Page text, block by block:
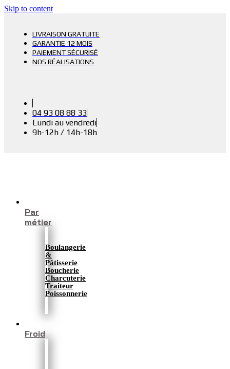
Skip to content
LIVRAISON GRATUITE
GARANTIE 12 MOIS
PAIEMENT SÉCURISÉ
NOS RÉALISATIONS
04 93 08 88 33
Lundi au vendredi
9h-12h / 14h-18h
Par
métier
Boulangerie
&
Pâtisserie
Boucherie
Charcuterie
Traiteur
Poissonnerie
Froid